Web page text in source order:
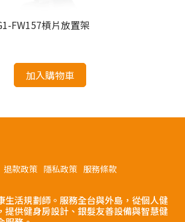
FW157槓片放置架
加入購物車
退款政策 隱私政策 服務條款
生活規劃師。服務全台與外島，從個人健
提供健身房設計、銀髮友善設備與智慧健